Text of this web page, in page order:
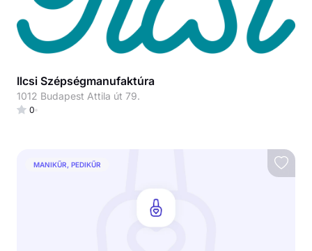
Ilcsi Szépségmanufaktúra
1012 Budapest Attila út 79.
0
MANIKŰR, PEDIKŰR